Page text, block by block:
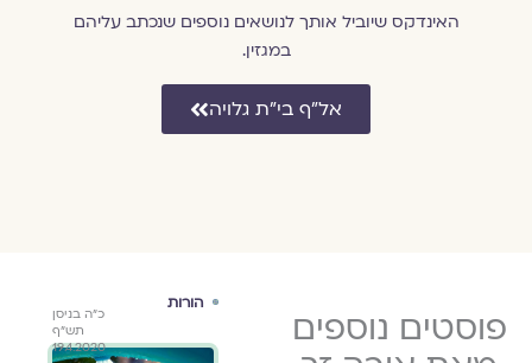
האינדקס שיוביל אותך לנושאים נוספים שנכתב עליהם
במגזין.
אל״ף בי״ת גלויה
פוסטים נוספים
תש"ף
וטקסיות
גלויה מארחת
אורה זך
הורות
כ"ה בניסן
תש"ף
19.4.2020